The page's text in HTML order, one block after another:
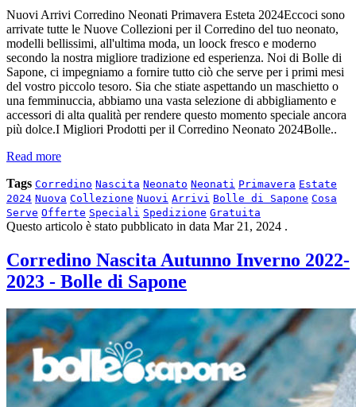
Nuovi Arrivi Corredino Neonati Primavera Esteta 2024Eccoci sono
arrivate tutte le Nuove Collezioni per il Corredino del tuo neonato,
modelli bellissimi, all'ultima moda, un loock fresco e moderno
secondo la nostra migliore tradizione ed esperienza. Noi di Bolle di
Sapone, ci impegniamo a fornire tutto ciò che serve per i primi mesi
del vostro piccolo tesoro. Sia che stiate aspettando un maschietto o
una femminuccia, abbiamo una vasta selezione di abbigliamento e
accessori di alta qualità per rendere questo momento speciale ancora
più dolce.I Migliori Prodotti per il Corredino Neonato 2024Bolle..
Read more
Tags Corredino Nascita Neonato Neonati Primavera Estate
2024 Nuova Collezione Nuovi Arrivi Bolle di Sapone Cosa
Serve Offerte Speciali Spedizione Gratuita
Questo articolo è stato pubblicato in data Mar 21, 2024 .
Corredino Nascita Autunno Inverno 2022-
2023 - Bolle di Sapone